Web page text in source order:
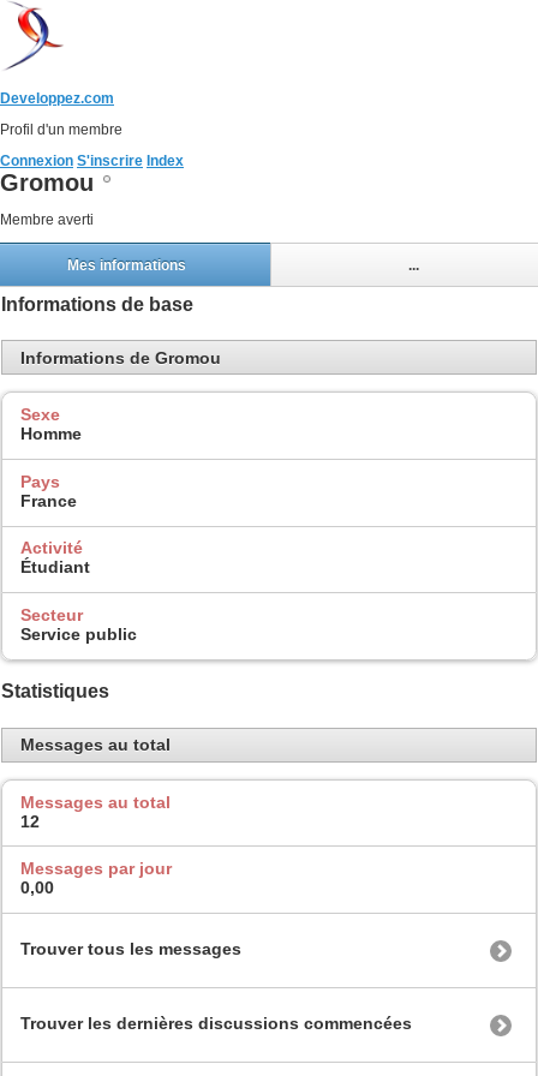
Developpez.com
Profil d'un membre
Connexion S'inscrire Index
Gromou
Membre averti
Mes informations ...
Informations de base
Informations de Gromou
Sexe
Homme
Pays
France
Activité
Étudiant
Secteur
Service public
Statistiques
Messages au total
Messages au total
12
Messages par jour
0,00
Trouver tous les messages
Trouver les dernières discussions commencées